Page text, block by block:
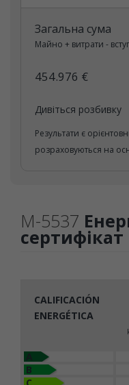
Загальна сума
Майно + витрати -
454.976 €
Дивіться розбивку
Результати є
розраховуються на
M-5537
сертифікат
CALIFICACIÓN
ENERGÉTICA
B